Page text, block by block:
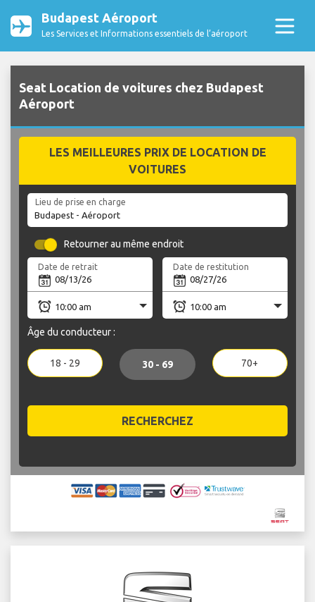
Budapest Aéroport
Les Services et Informations essentiels de l’aéroport
Seat Location de voitures chez Budapest
Aéroport
LES MEILLEURES PRIX DE LOCATION DE
VOITURES
Lieu de prise en charge
Retourner au même endroit
Date de retrait Date de restitution
Âge du conducteur :
18 - 29 30 - 69 70+
RECHERCHEZ